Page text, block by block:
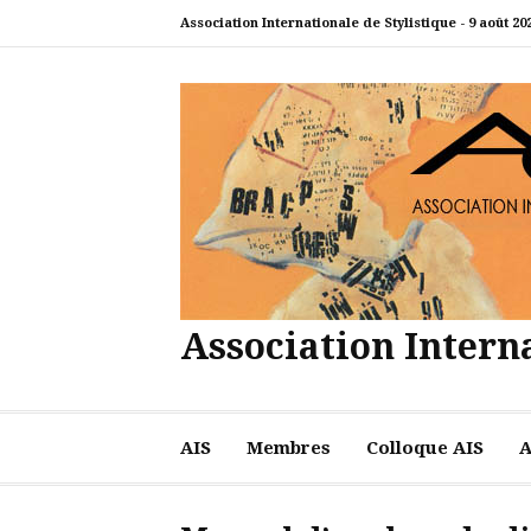
Association Internationale de Stylistique - 9 août
Association
AIS Membres Colloque AIS